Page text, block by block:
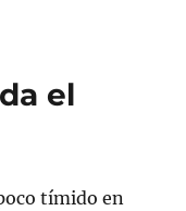
el
tímido en